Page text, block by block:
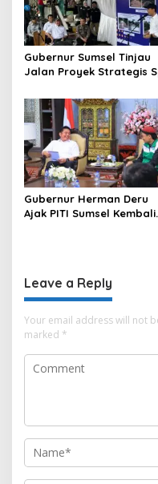
Gubernur Sumsel Tinjau
Jalan Proyek Strategis
Desa Keman OKI
Gubernur Herman Deru
Ajak PITI Sumsel Kembali
Leave a Reply
Your email address will not
marked *